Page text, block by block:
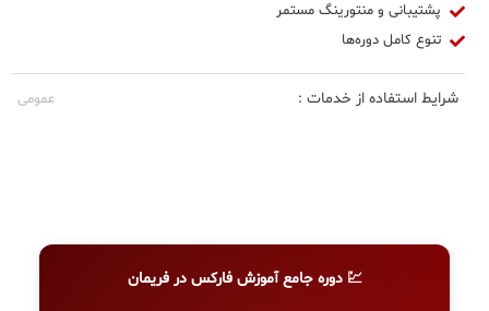
پشتیبانی و منتورینگ مستمر
تنوع کامل دوره‌ها
شرایط استفاده از خدمات : عمومی
💹 دوره جامع آموزش فارکس در فریمان